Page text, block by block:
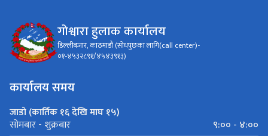
गोश्वारा हुलाक कार्यालय
डिल्लीबजार, काठमाडौं (सोधपुछका लागि(call center)-
०१-४५३२८९१/४५४३९१३)
कार्यालय समय
जाडो (कार्तिक १६ देखि माघ १५)
सोमबार - शुक्रबार
९:०० - ४:००